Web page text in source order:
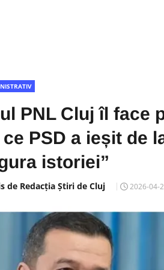
PNL Cluj îl face
PSD a ieșit de
istoriei”
de Redacția Știri de Cluj 2026-04-